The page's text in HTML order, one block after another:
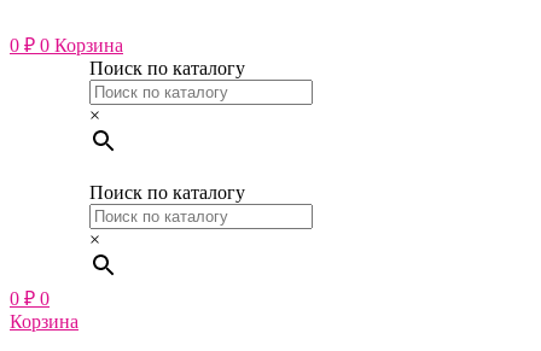
к
содержимому
0 ₽ 0 Корзина
Поиск по каталогу
×
Поиск по каталогу
×
0 ₽ 0
Корзина